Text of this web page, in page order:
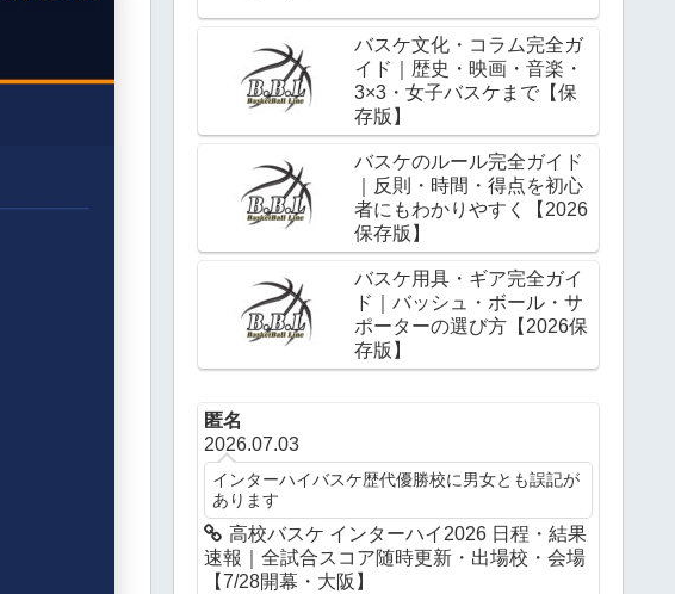
バスケ文化・コラム完全ガ
イド｜歴史・映画・音楽・
3×3・女子バスケまで【保
存版】
バスケのルール完全ガイド
｜反則・時間・得点を初心
者にもわかりやすく【2026
保存版】
バスケ用具・ギア完全ガイ
ド｜バッシュ・ボール・サ
ポーターの選び方【2026保
存版】
匿名
2026.07.03
インターハイバスケ歴代優勝校に男女とも誤記が
あります
高校バスケ インターハイ2026 日程・結果
速報｜全試合スコア随時更新・出場校・会場
【7/28開幕・大阪】